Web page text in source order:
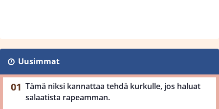
Uusimmat
Tämä niksi kannattaa tehdä kurkulle, jos haluat
salaatista rapeamman.